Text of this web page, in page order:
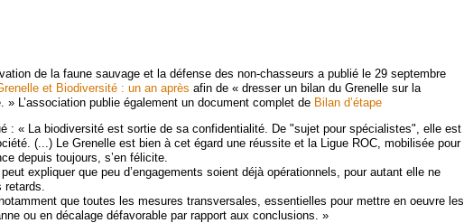
de la faune sauvage et la défense des non-chasseurs a publié le 29 septembre
et Biodiversité : un an après afin de « dresser un bilan du Grenelle sur la
» L’association publie également un document complet de Bilan d’étape
: « La biodiversité est sortie de sa confidentialité. De "sujet pour spécialistes", elle est
(...) Le Grenelle est bien à cet égard une réussite et la Ligue ROC, mobilisée pour
depuis toujours, s’en félicite.
peut expliquer que peu d’engagements soient déjà opérationnels, pour autant elle ne
notamment que toutes les mesures transversales, essentielles pour mettre en oeuvre les
ou en décalage défavorable par rapport aux conclusions. »